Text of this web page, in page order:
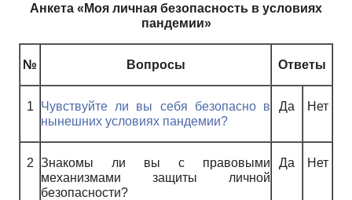
Анкета «Моя личная безопасность в условиях
пандемии»
№ Вопросы Ответы
1
Чувствуйте ли вы себя безопасно в
нынешних условиях пандемии?
Да Нет
2 Знакомы ли вы с правовыми
механизмами защиты личной
безопасности?
Да Нет